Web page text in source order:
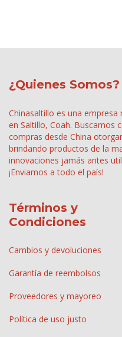
¿Quienes Somos?
Chinasaltillo es una
en Saltillo, Coah. Buscamos
compras desde China
brindando productos de la
innovaciones jamás antes
¡Enviamos a todo el país!
Términos y
Condiciones
Cambios y devoluciones
Garantía de reembolsos
Proveedores y mayoreo
Política de uso justo